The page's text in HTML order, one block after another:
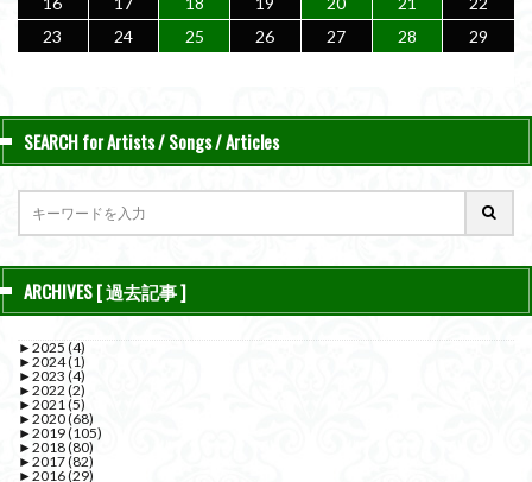
23
24 25 26 27 28 29
SEARCH for Artists / Songs / Articles
ARCHIVES [ 過去記事 ]
►2025 (4)
►2024(1)
►2023 (4)
►2022 (2)
►2021 (5)
►2020(68)
►2019(105)
►2018(80)
►2017(82)
►2016(29)